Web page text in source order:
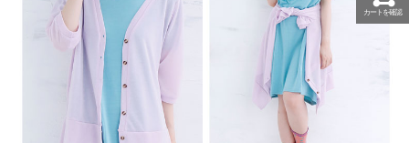
カートを確認